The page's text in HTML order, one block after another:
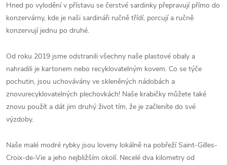
Hned po vylodění v přístavu se čerstvé sardinky přepravují přímo do
konzervárny, kde je naši sardináři ručně třídí, porcují a ručně
konzervují jednu po druhé.
Od roku 2019 jsme odstranili všechny naše plastové obaly a
nahradili je kartonem nebo recyklovatelným kovem. Co se týče
pochutin, jsou uchovávány ve skleněných nádobách a
znovurecyklovatelných plechovkách! Naše krabičky můžete také
znovu použít a dát jim druhý život tím, že je začleníte do své
výzdoby.
Naše malé modré rybky jsou loveny lokálně na pobřeží Saint-Gilles-
Croix-de-Vie a jeho nejbližším okolí. Necelé dva kilometry od